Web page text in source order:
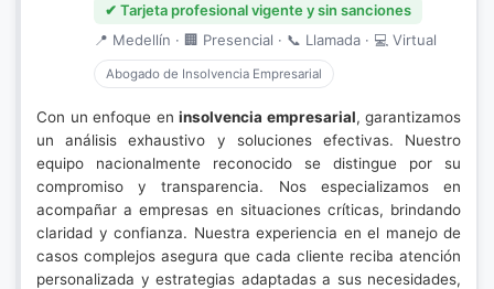
✔ Tarjeta profesional vigente y sin sanciones
📍 Medellín · 🏢 Presencial · 📞 Llamada · 💻 Virtual
Abogado de Insolvencia Empresarial
Con un enfoque en insolvencia empresarial, garantizamos
un análisis exhaustivo y soluciones efectivas. Nuestro
equipo nacionalmente reconocido se distingue por su
compromiso y transparencia. Nos especializamos en
acompañar a empresas en situaciones críticas, brindando
claridad y confianza. Nuestra experiencia en el manejo de
casos complejos asegura que cada cliente reciba atención
personalizada y estrategias adaptadas a sus necesidades,